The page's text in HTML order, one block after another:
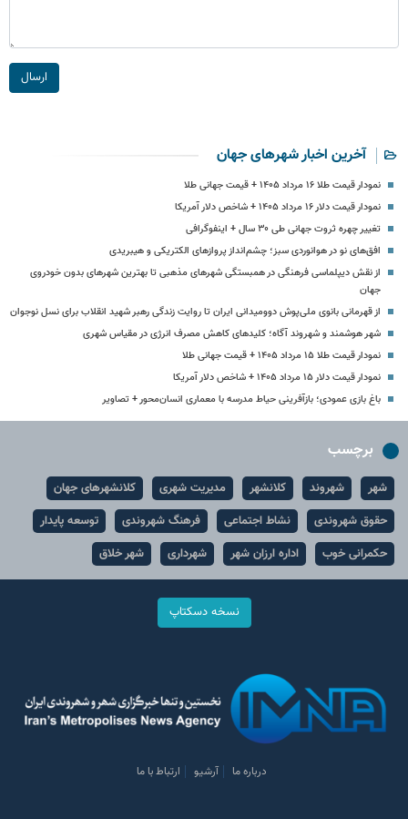
ارسال
آخرین اخبار شهرهای جهان
نمودار قیمت طلا ۱۶ مرداد ۱۴۰۵ + قیمت جهانی طلا
نمودار قیمت دلار ۱۶ مرداد ۱۴۰۵ + شاخص دلار آمریکا
تغییر چهره‌ ثروت جهانی طی ۳۰ سال + اینفوگرافی
افق‌های نو در هوانوردی سبز؛ چشم‌انداز پروازهای الکتریکی و هیبریدی
از نقش دیپلماسی فرهنگی در همبستگی شهرهای مذهبی تا بهترین شهرهای بدون خودروی
جهان
از قهرمانی بانوی ملی‌پوش دوومیدانی ایران تا روایت زندگی رهبر شهید انقلاب برای نسل نوجوان
شهر هوشمند و شهروند آگاه؛ کلیدهای کاهش مصرف انرژی در مقیاس شهری
نمودار قیمت طلا ۱۵ مرداد ۱۴۰۵ + قیمت جهانی طلا
نمودار قیمت دلار ۱۵ مرداد ۱۴۰۵ + شاخص دلار آمریکا
باغ بازی عمودی؛ بازآفرینی حیاط مدرسه با معماری انسان‌محور + تصاویر
برچسب
شهر شهروند کلانشهر مدیریت شهری
کلانشهرهای جهان
حقوق شهروندی
نشاط اجتماعی فرهنگ شهروندی
توسعه پایدار
حکمرانی خوب
اداره ارزان شهر شهرداری شهر خلاق
نسخه دسکتاپ
درباره ما آرشیو ارتباط با ما